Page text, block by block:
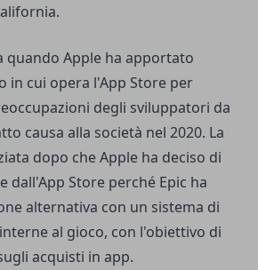
quando Apple ha apportato
in cui opera l'App Store per
degli sviluppatori da
causa alla società nel 2020. La
dopo che Apple ha deciso di
dall'App Store perché Epic ha
alternativa con un sistema di
al gioco, con l'obiettivo di
acquisti in app.